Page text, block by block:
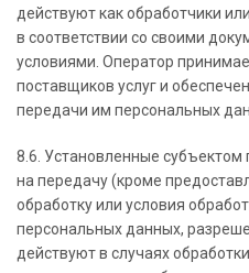
действуют как обработчики
в соответствии со своими
условиями. Оператор
поставщиков услуг и
передачи им персональных
8.6. Установленные
на передачу (кроме
обработку или условия
персональных данных,
действуют в случаях